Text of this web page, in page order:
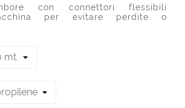
con connettori flessibili
per evitare perdite o